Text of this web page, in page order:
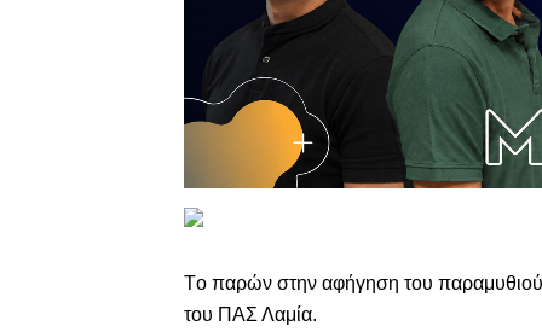
Tο παρών στην αφήγηση του
του ΠΑΣ Λαμία.